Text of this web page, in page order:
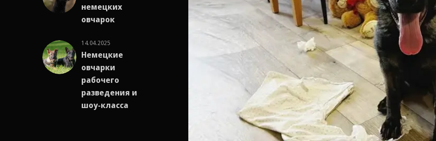
немецких
овчарок
14.04.2025
Немецкие
овчарки
рабочего
разведения и
шоу-класса